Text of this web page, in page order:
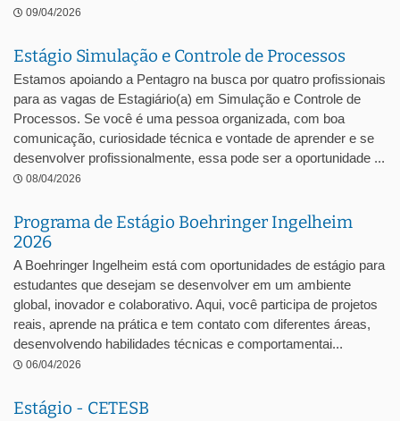
09/04/2026
Estágio Simulação e Controle de Processos
Estamos apoiando a Pentagro na busca por quatro profissionais
para as vagas de Estagiário(a) em Simulação e Controle de
Processos. Se você é uma pessoa organizada, com boa
comunicação, curiosidade técnica e vontade de aprender e se
desenvolver profissionalmente, essa pode ser a oportunidade ...
08/04/2026
Programa de Estágio Boehringer Ingelheim
2026
A Boehringer Ingelheim está com oportunidades de estágio para
estudantes que desejam se desenvolver em um ambiente
global, inovador e colaborativo. Aqui, você participa de projetos
reais, aprende na prática e tem contato com diferentes áreas,
desenvolvendo habilidades técnicas e comportamentai...
06/04/2026
Estágio - CETESB